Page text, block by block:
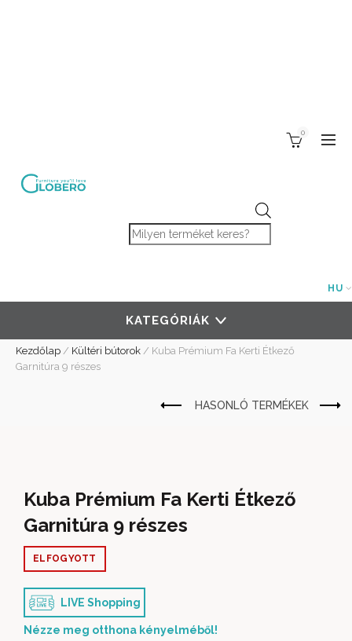
Products search
0
HU
KATEGÓRIÁK
Kezdőlap / Kültéri bútorok / Kuba Prémium Fa Kerti Étkező
Garnitúra 9 részes
Kuba Prémium Fa Kerti Étkező
Garnitúra 9 részes
ELFOGYOTT
LIVE Shopping
Nézze meg otthona kényelméből!